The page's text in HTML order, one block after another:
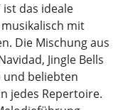
ist das ideale
mit
Die Mischung aus
Jingle Bells
und beliebten
jedes Repertoire.